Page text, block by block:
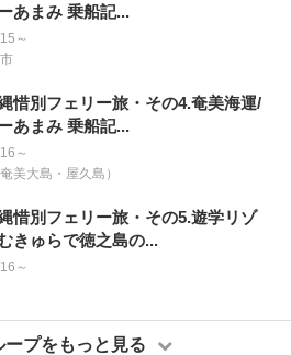
あまみ 乗船記...
～
惜別フェリー旅・その4.奄美海運/
あまみ 乗船記...
～
美大島・屋久島）
惜別フェリー旅・その5.遊学リゾ
きゅらで徳之島の...
～
ープをもっと見る